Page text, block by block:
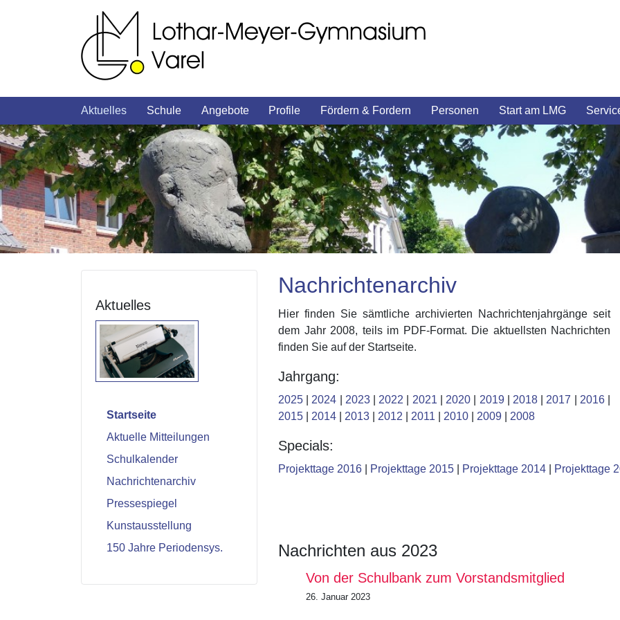
Aktuelles Schule Angebote Profile Fördern & Fordern Personen Start am LMG
Aktuelles
Startseite
Aktuelle Mitteilungen
Schulkalender
Nachrichtenarchiv
Pressespiegel
Kunstausstellung
150 Jahre Periodensys.
Nachrichtenarchiv
Hier finden Sie sämtliche archivierten Nachrichtenjahrgänge seit
dem Jahr 2008, teils im PDF-Format. Die aktuellsten Nachrichten
finden Sie auf der Startseite.
Jahrgang:
2025 2024 2023| 2022 2021 2020 2019| 2018| 2017 2016|
2015
2014 2013 2012 2011 2010 2009 2008
Specials:
Projekttage 2016 Projekttage 2015 Projekttage 2014 Projekttage
Nachrichten aus 2023
Von der Schulbank zum Vorstandsmitglied
26. Januar 2023